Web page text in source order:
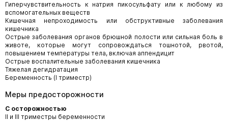
Гиперчувствительность к натрия пикосульфату или к любому из
вспомогательных веществ
Кишечная непроходимость или обструктивные заболевания
кишечника
Острые заболевания органов брюшной полости или сильная боль в
животе, которые могут сопровождаться тошнотой, рвотой,
повышением температуры тела, включая аппендицит
Острые воспалительные заболевания кишечника
Тяжелая дегидратация
Беременность (I триместр)
Меры предосторожности
С осторожностью
II и III триместры беременности